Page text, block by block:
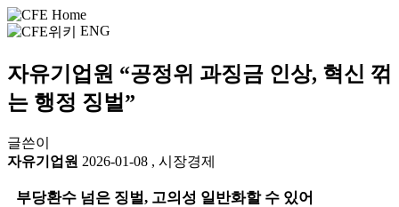
ENG
자유기업원 “공정위 과징금 인상, 혁신 꺾
는 행정 징벌”
글쓴이
자유기업원 2026-01-08 , 시장경제
부당환수 넘은 징벌, 고의성 일반화할 수 있어